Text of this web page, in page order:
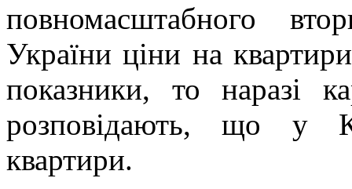
повномасштабного
України ціни на
показники, то наразі
розповідають, що у
квартири.